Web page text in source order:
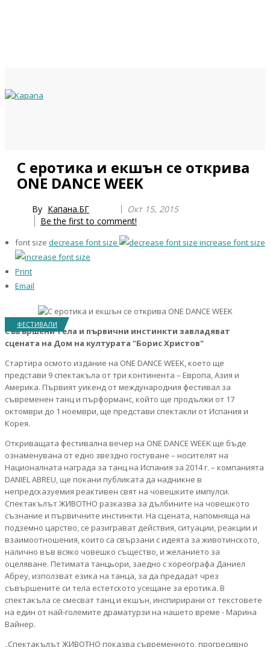
С еротика и екшън се открива
ONE DANCE WEEK
By Капана.БГ
Окт 15, 2015
Be the first to comment!
font size decrease font size increase font size
Print
Email
ФЕСТИВАЛИ
Съвършени тела и първични инстинкти завладяват
сцената на Дом на културата "Борис Христов"
Стартира осмото издание на ONE DANCE WEEK, което ще
представи 9 спектакъла от три континента – Европа, Азия и
Америка. Първият уикенд от международния фестивал за
съвременен танц и пърформанс, който ще продължи от 17
октомври до 1 ноември, ще представи спектакли от Испания и
Корея.
Откриващата фестивална вечер на ONE DANCE WEEK ще бъде
ознаменувана от едно звездно гостуване – носителят на
Националната награда за танц на Испания за 2014 г. – компанията
DANIEL ABREU, ще покани публиката да надникне в
непредсказуемия реактивен свят на човешките импулси.
Спектакълът ЖИВОТНО разказва за дълбините на човешкото
съзнание и първичните инстинкти. На сцената, напомняща на
подземно царство, се разиграват действия, ситуации, реакции и
взаимоотношения, които са свързани с идеята за животинското,
налично във всяко човешко същество, и желанието за
оцеляване. Петимата танцьори, заедно с хореографа Даниел
Абреу, използват езика на танца, за да предадат чрез
съвършените си тела естетското усещане за еротика. В
спектакъла се смесват танц и екшън, инспирирани от текстовете
на един от най-големите драматурзи на нашето време - Марина
Вайнер.
„Спектакълът ЖИВОТНО показва съвременното, прогресивно
Year
Month
Year
Month